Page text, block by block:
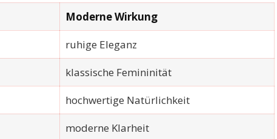
Moderne Wirkung
ruhige Eleganz
klassische Femininität
hochwertige Natürlichkeit
moderne Klarheit